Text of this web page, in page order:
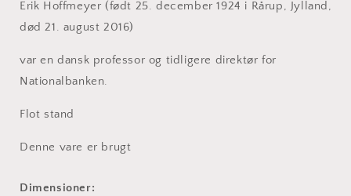
Erik Hoffmeyer (født 25. december 1924 i Rårup, Jylland,
død 21. august 2016)
var en dansk professor og tidligere direktør for
Nationalbanken.
Flot stand
Denne vare er brugt
Dimensioner: